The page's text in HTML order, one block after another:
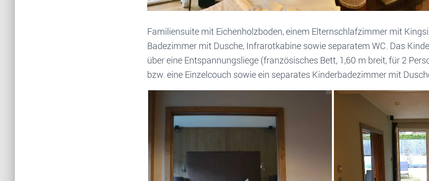
Familiensuite mit Eichenholzboden, einem Elternschlafzimmer mit
Badezimmer mit Dusche, Infrarotkabine sowie separatem WC. Das
über eine Entspannungsliege (französisches Bett, 1,60 m breit, für 2
bzw. eine Einzelcouch sowie ein separates Kinderbadezimmer mit